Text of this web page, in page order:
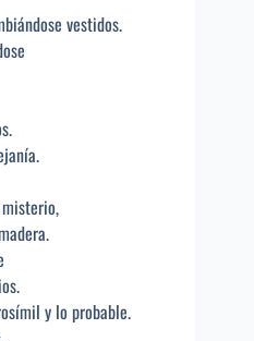
vestidos.
y lo probable.